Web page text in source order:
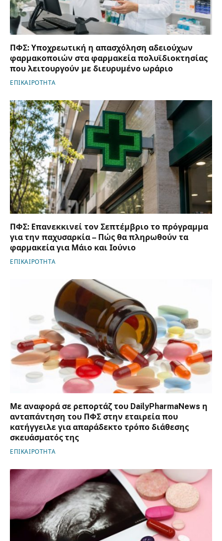
ΠΦΣ: Υποχρεωτική η απασχόληση αδειούχων
φαρμακοποιών στα φαρμακεία πολυϊδιοκτησίας
που λειτουργούν με διευρυμένο ωράριο
ΕΠΙΚΑΙΡΟΤΗΤΑ
ΠΦΣ: Επανεκκινεί τον Σεπτέμβριο το πρόγραμμα
για την παχυσαρκία – Πώς θα πληρωθούν τα
φαρμακεία για Μάιο και Ιούνιο
ΕΠΙΚΑΙΡΟΤΗΤΑ
Με αναφορά σε ρεπορτάζ του DailyPharmaNews η
ανταπάντηση του ΠΦΣ στην εταιρεία που
κατήγγειλε για απαράδεκτο τρόπο διάθεσης
σκευάσματός της
ΕΠΙΚΑΙΡΟΤΗΤΑ